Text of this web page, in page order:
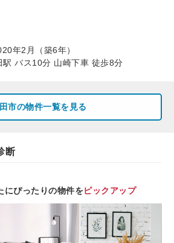
年2月（築6年）
駅 バス10分 山崎下車 徒歩8分
市の物件一覧を見る
断
にぴったりの物件をピックアップ